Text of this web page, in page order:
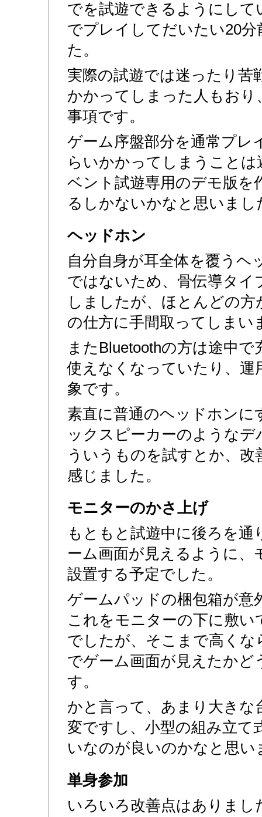
でを試遊できるようにして
でプレイしてだいたい20
た。
実際の試遊では迷ったり苦
かかってしまった人もおり
事項です。
ゲーム序盤部分を通常プレ
らいかかってしまうこと
ベント試遊専用のデモ版を
るしかないかなと思いまし
ヘッドホン
自分自身が耳全体を覆うヘ
ではないため、骨伝導タイ
しましたが、ほとんどの
の仕方に手間取ってしまい
またBluetoothの方は途中
使えなくなっていたり、運
象です。
素直に普通のヘッドホン
ックスピーカーのような
ういうものを試すとか、
感じました。
モニターのかさ上げ
もともと試遊中に後ろを
ーム画面が見えるように、
設置する予定でした。
ゲームパッドの梱包箱が意
これをモニターの下に敷
でしたが、そこまで高くな
でゲーム画面が見えたかど
す。
かと言って、あまり大きな
変ですし、小型の組み立て
いなのが良いのかなと思い
単身参加
いろいろ改善点はありまし